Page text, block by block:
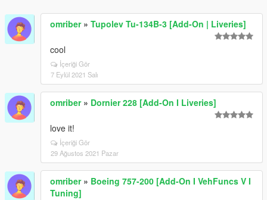
omriber» Tupolev Tu-134B-3 [Add-On | Liveries]
cool
İçeriği Gör
7 Eylül 2021 Salı
omriber» Dornier 228 [Add-On I Liveries]
love it!
İçeriği Gör
29 Ağustos 2021 Pazar
omriber» Boeing 757-200 [Add-On I VehFuncs V I
Tuning]